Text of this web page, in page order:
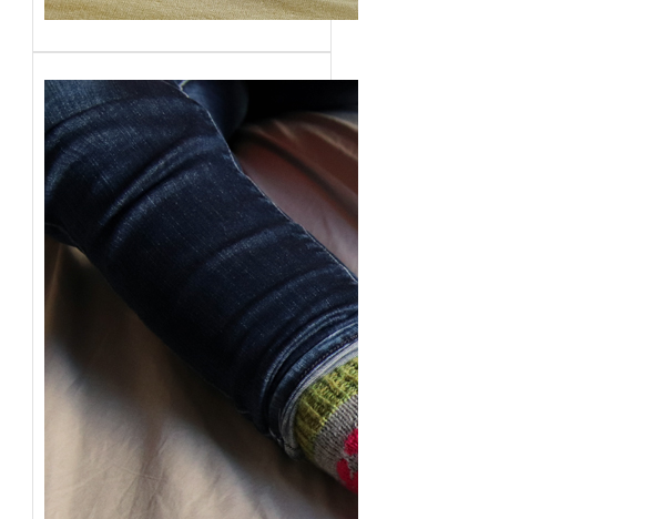
{Tricot} Flower
power socks
Ce patron a été
initialement créé pour les
membres de…